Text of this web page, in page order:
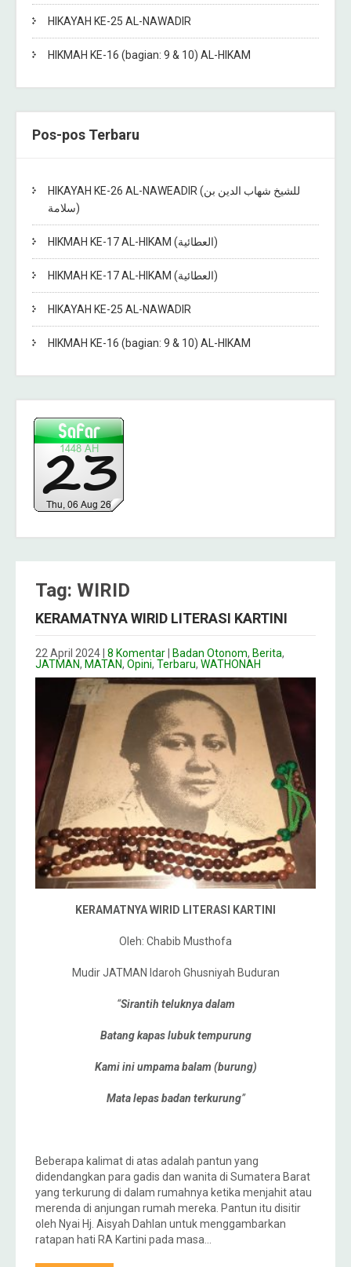
HIKAYAH KE-25 AL-NAWADIR
HIKMAH KE-16 (bagian: 9 & 10) AL-HIKAM
Pos-pos Terbaru
HIKAYAH KE-26 AL-NAWEADIR (للشيخ شهاب الدين بن
سلامة)
HIKMAH KE-17 AL-HIKAM (العطائية)
HIKMAH KE-17 AL-HIKAM (العطائية)
HIKAYAH KE-25 AL-NAWADIR
HIKMAH KE-16 (bagian: 9 & 10) AL-HIKAM
Tag: WIRID
KERAMATNYA WIRID LITERASI KARTINI
22 April 2024 8 Komentar Badan Otonom, Berita,
JATMAN, MATAN, Opini, Terbaru, WATHONAH
KERAMATNYA WIRID LITERASI KARTINI
Oleh: Chabib Musthofa
Mudir JATMAN Idaroh Ghusniyah Buduran
“Sirantih teluknya dalam
Batang kapas lubuk tempurung
Kami ini umpama balam (burung)
Mata lepas badan terkurung”
Beberapa kalimat di atas adalah pantun yang
didendangkan para gadis dan wanita di Sumatera Barat
yang terkurung di dalam rumahnya ketika menjahit atau
merenda di anjungan rumah mereka. Pantun itu disitir
oleh Nyai Hj. Aisyah Dahlan untuk menggambarkan
ratapan hati RA Kartini pada masa…